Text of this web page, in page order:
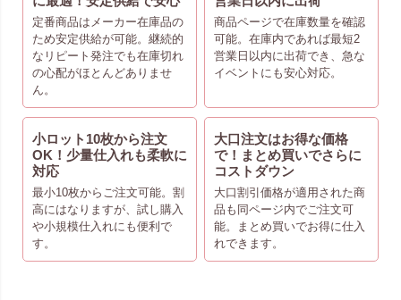
定番商品はメーカー在庫品の
ため安定供給が可能。継続的
なリピート発注でも在庫切れ
の心配がほとんどありませ
ん。
商品ページで在庫数量を確認
可能。在庫内であれば最短2
営業日以内に出荷でき、急な
イベントにも安心対応。
小ロット10枚から注文
OK！少量仕入れも柔軟に
対応
最小10枚からご注文可能。割
高にはなりますが、試し購入
や小規模仕入れにも便利で
す。
大口注文はお得な価格
で！まとめ買いでさらに
コストダウン
大口割引価格が適用された商
品も同ページ内でご注文可
能。まとめ買いでお得に仕入
れできます。